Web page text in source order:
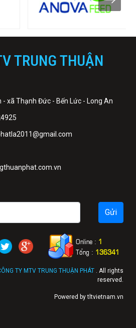
TRUNG THUẬN
- xã Thạnh Đức - Bến Lức - Long An
Online : 1
Tổng : 136341
TY MTV TRUNG THUẬN PHÁT . All rights
reserved.
Powered by tltvietnam.vn